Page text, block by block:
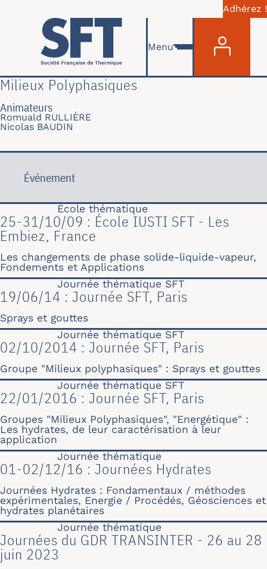
Aller au contenu principal
Adhérez !
Menu
Milieux Polyphasiques
Animateurs
Romuald RULLIÈRE
Nicolas BAUDIN
Événement
École thématique
25-31/10/09 : École IUSTI SFT - Les
Embiez, France
Les changements de phase solide-liquide-vapeur,
Fondements et Applications
Journée thématique SFT
19/06/14 : Journée SFT, Paris
Sprays et gouttes
Journée thématique SFT
02/10/2014 : Journée SFT, Paris
Groupe "Milieux polyphasiques" : Sprays et gouttes
Journée thématique SFT
22/01/2016 : Journée SFT, Paris
Groupes "Milieux Polyphasiques", "Energétique" :
Les hydrates, de leur caractérisation à leur
application
Journée thématique
01-02/12/16 : Journées Hydrates
Journées Hydrates : Fondamentaux / méthodes
expérimentales, Energie / Procédés, Géosciences et
hydrates planétaires
Journée thématique
Journées du GDR TRANSINTER - 26 au 28
juin 2023